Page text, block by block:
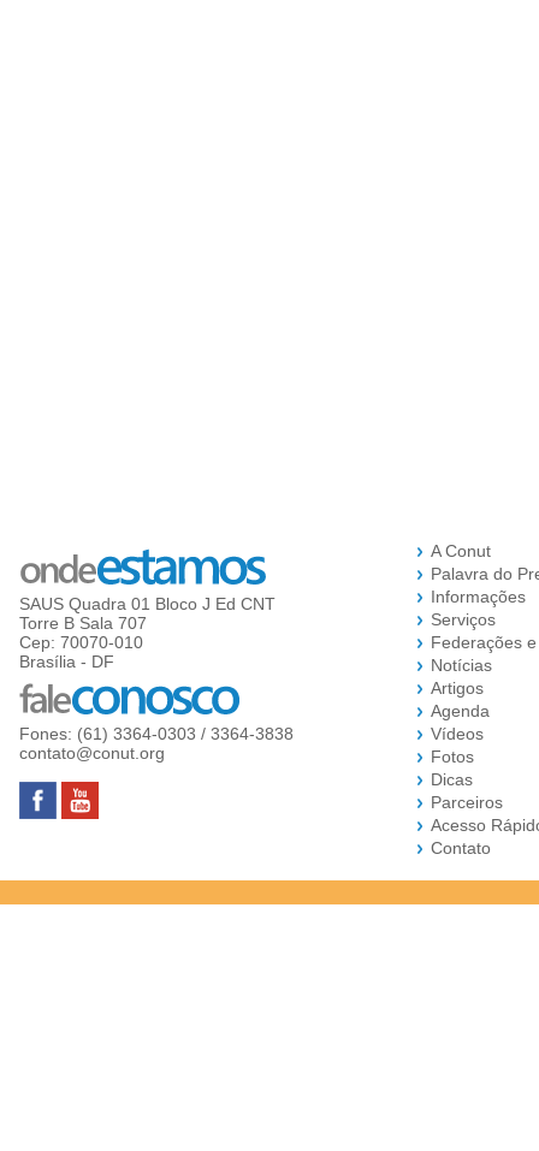
SAUS Quadra 01 Bloco J Ed CNT
Torre B Sala 707
Cep: 70070-010
Brasília - DF
Fones: (61) 3364-0303 / 3364-3838
contato@conut.org
A Conut
Palavra do
Informações
Serviços
Federações
Notícias
Artigos
Agenda
Vídeos
Fotos
Dicas
Parceiros
Acesso
Contato